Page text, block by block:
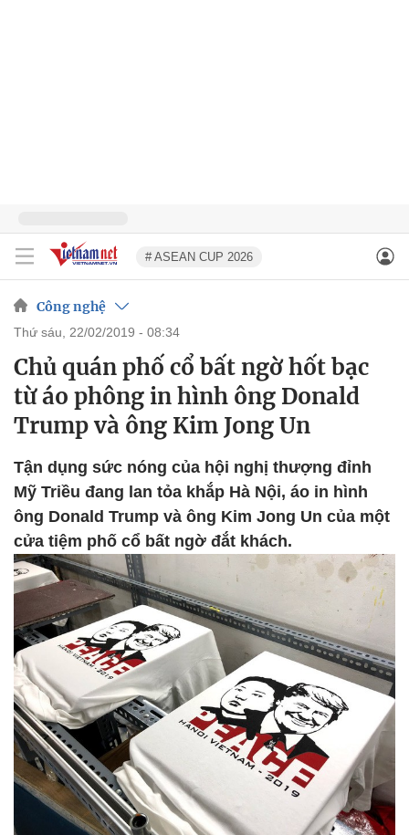
# ASEAN CUP 2026
Công nghệ
thứ sáu, 22/02/2019 - 08:34
Chủ quán phố cổ bất ngờ hốt bạc
từ áo phông in hình ông Donald
Trump và ông Kim Jong Un
Tận dụng sức nóng của hội nghị thượng đỉnh
Mỹ Triều đang lan tỏa khắp Hà Nội, áo in hình
ông Donald Trump và ông Kim Jong Un của một
cửa tiệm phố cổ bất ngờ đắt khách.